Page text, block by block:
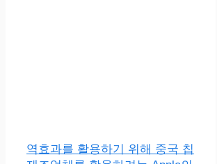
역효과를 활용하기 위해 중국 칩